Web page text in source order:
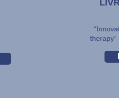
therapy“